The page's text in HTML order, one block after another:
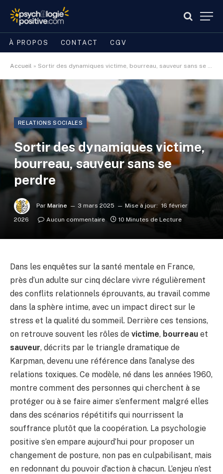
À PROPOS CONTACT CGV
Accueil » Sortir des dynamiques victime, bourreau, sauveur sans se perdre
RELATIONS SOCIALES
Sortir des dynamiques victime,
bourreau, sauveur sans se
perdre
Par Marine 3 mars 2025 Mise à jour: 16 février
2026
Aucun commentaire 10 Minutes de Lecture
Dans les enquêtes sur la santé mentale en France,
près d’un adulte sur cinq déclare vivre régulièrement
des conflits relationnels éprouvants, au travail comme
dans la sphère intime, avec un impact direct sur le
stress et la qualité du sommeil. Derrière ces tensions,
on retrouve souvent les rôles de victime, bourreau et
sauveur, décrits par le triangle dramatique de
Karpman, devenu une référence dans l’analyse des
relations toxiques. Ce modèle, né dans les années 1960,
montre comment des personnes qui cherchent à se
protéger ou à se faire aimer s’enferment malgré elles
dans des scénarios répétitifs qui nourrissent la
souffrance plutôt que la coopération. La psychologie
positive s’en empare aujourd’hui pour proposer un
changement de posture, non pas en culpabilisant, mais
en redonnant du pouvoir d’action à chacun. L’enjeu n’est